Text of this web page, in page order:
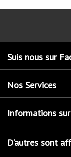
Suis nous sur
Nos Services
Informations
D'autres sont